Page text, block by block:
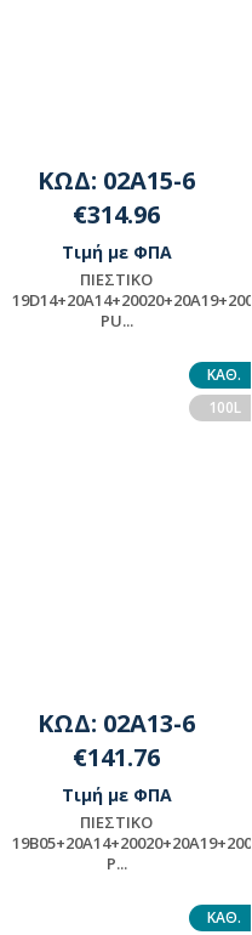
ΚΩΔ: 02A15-6
€314.96
Τιμή με ΦΠΑ
ΠΙΕΣΤΙΚΟ
PU...
ΠΑΡΑΚΑΛΟΥΜΕ ΓΙΑ
ΔΙΑΘΕΣΙΜΟΤΗΤΑ
ΚΑΘ.
100L
ΚΩΔ: 02A13-6
€141.76
Τιμή με ΦΠΑ
ΠΙΕΣΤΙΚΟ
P...
ΠΑΡΑΚΑΛΟΥΜΕ ΓΙΑΚΑΘ.